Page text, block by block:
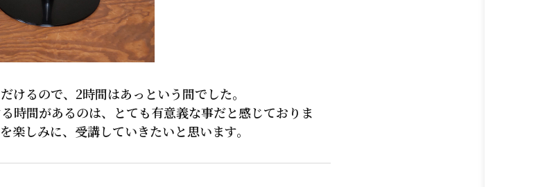
るので、2時間はあっという間でした。
時間があるのは、とても有意義な事だと感じておりま
しみに、受講していきたいと思います。